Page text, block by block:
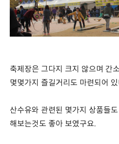
축제장은 그다지 크지 않으며 간
몇몇가지 즐길거리도 마련되어
산수유와 관련된 몇가지 상품들
해보는것도 좋아 보였구요.